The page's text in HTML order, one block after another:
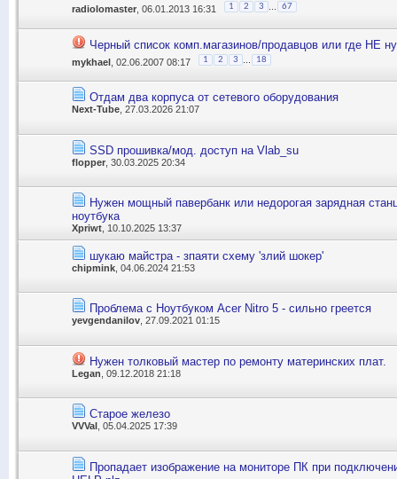
radiolomaster , 06.01.2013 16:31 1 2 3 67
Черный список комп.магазинов/продавцов или где НЕ
mykhael , 02.06.2007 08:17 1 2 3 18
Отдам два корпуса от сетевого оборудования
Next-Tube , 27.03.2026 21:07
SSD прошивка/мод. доступ на Vlab_su
flopper , 30.03.2025 20:34
Нужен мощный павербанк или недорогая зарядная
ноутбука
Xpriwt , 10.10.2025 13:37
шукаю майстра - зпаяти схему 'злий шокер'
chipmink , 04.06.2024 21:53
Проблема с Ноутбуком Acer Nitro 5 - сильно греется
yevgendanilov , 27.09.2021 01:15
Нужен толковый мастер по ремонту материнских плат.
Legan , 09.12.2018 21:18
Старое железо
VVVal , 05.04.2025 17:39
Пропадает изображение на мониторе ПК при